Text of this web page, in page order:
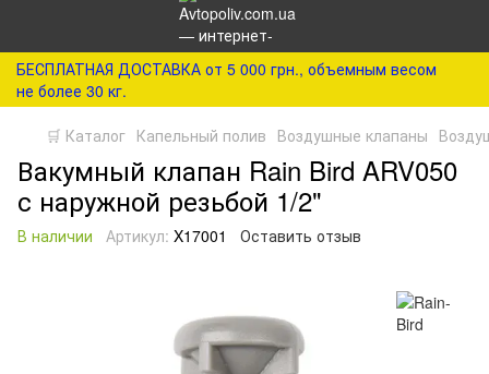
БЕСПЛАТНАЯ ДОСТАВКА от 5 000 грн., объемным весом
не более 30 кг.
🛒 Каталог Капельный полив Воздушные клапаны
Вакумный клапан Rain Bird ARV050
с наружной резьбой 1/2"
В наличии Артикул: X17001 Оставить отзыв